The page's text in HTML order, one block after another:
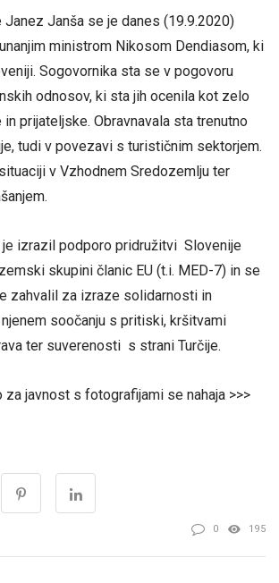
Janša se je danes (19.9.2020)
ministrom Nikosom Dendiasom, ki
Sogovornika sta se v pogovoru
odnosov, ki sta jih ocenila kot zelo
prijateljske. Obravnavala sta trenutno
tudi v povezavi s turističnim sektorjem.
v Vzhodnem Sredozemlju ter
je izrazil podporo pridružitvi Slovenije
skupini članic EU (t.i. MED-7) in se
zahvalil za izraze solidarnosti in
soočanju s pritiski, kršitvami
ter suverenosti s strani Turčije.
javnost s fotografijami se nahaja >>>
0 195